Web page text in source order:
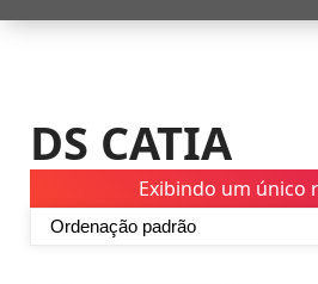
DS CATIA
Exibindo um único